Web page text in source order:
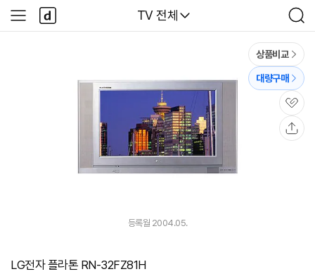
다나와
TV 전체
검
색
사
이
다
나
와
상품비교
대량구매
관
심
등록월 2004.05.
LG전자 플라톤 RN-32FZ81H